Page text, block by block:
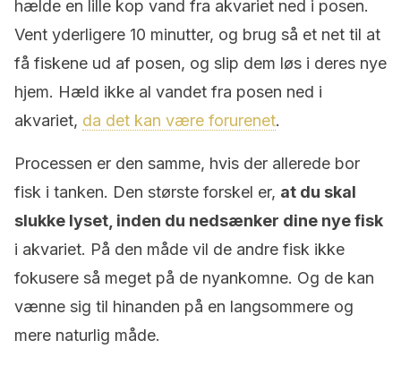
hælde en lille kop vand fra akvariet ned i posen.
Vent yderligere 10 minutter, og brug så et net til at
få fiskene ud af posen, og slip dem løs i deres nye
hjem. Hæld ikke al vandet fra posen ned i
akvariet, da det kan være forurenet.
Processen er den samme, hvis der allerede bor
fisk i tanken. Den største forskel er, at du skal
slukke lyset, inden du nedsænker dine nye fisk
i akvariet. På den måde vil de andre fisk ikke
fokusere så meget på de nyankomne. Og de kan
vænne sig til hinanden på en langsommere og
mere naturlig måde.